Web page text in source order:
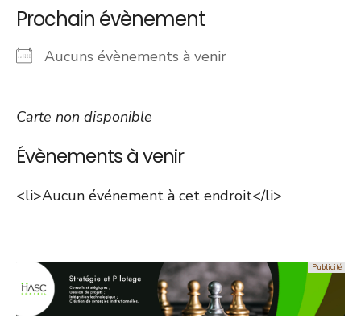
Prochain évènement
Aucuns évènements à venir
Carte non disponible
Évènements à venir
<li>Aucun événement à cet endroit</li>